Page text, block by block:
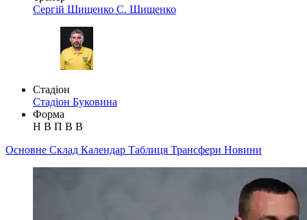
Сергій Шищенко С. Шищенко
Стадіон
Стадіон Буковина
Форма
Н В П В В
Основне Склад Календар Таблиця Трансфери Новини